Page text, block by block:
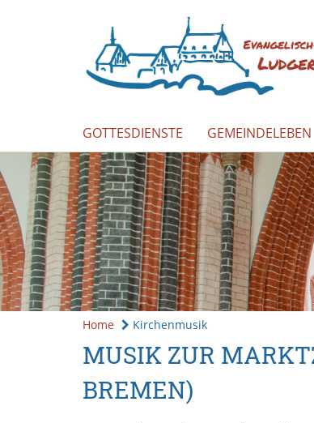
GOTTESDIENSTE GEMEINDELEBEN
Home Kirchenmusik
MUSIK ZUR
BREMEN)